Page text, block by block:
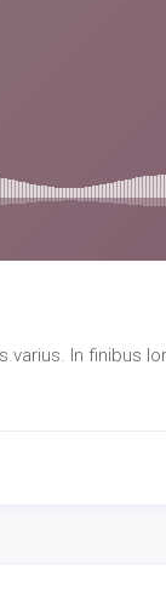
varius. In finibus